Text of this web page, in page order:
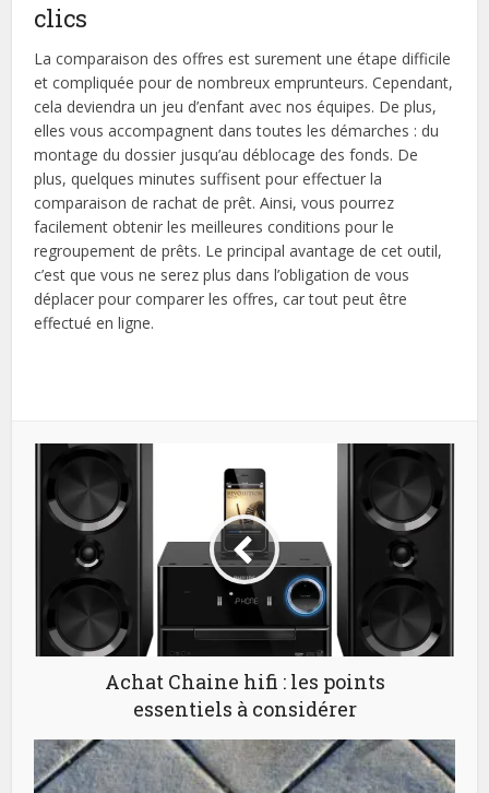
clics
La comparaison des offres est surement une étape difficile
et compliquée pour de nombreux emprunteurs. Cependant,
cela deviendra un jeu d’enfant avec nos équipes. De plus,
elles vous accompagnent dans toutes les démarches : du
montage du dossier jusqu’au déblocage des fonds. De
plus, quelques minutes suffisent pour effectuer la
comparaison de rachat de prêt. Ainsi, vous pourrez
facilement obtenir les meilleures conditions pour le
regroupement de prêts. Le principal avantage de cet outil,
c’est que vous ne serez plus dans l’obligation de vous
déplacer pour comparer les offres, car tout peut être
effectué en ligne.
Achat Chaine hifi : les points
essentiels à considérer